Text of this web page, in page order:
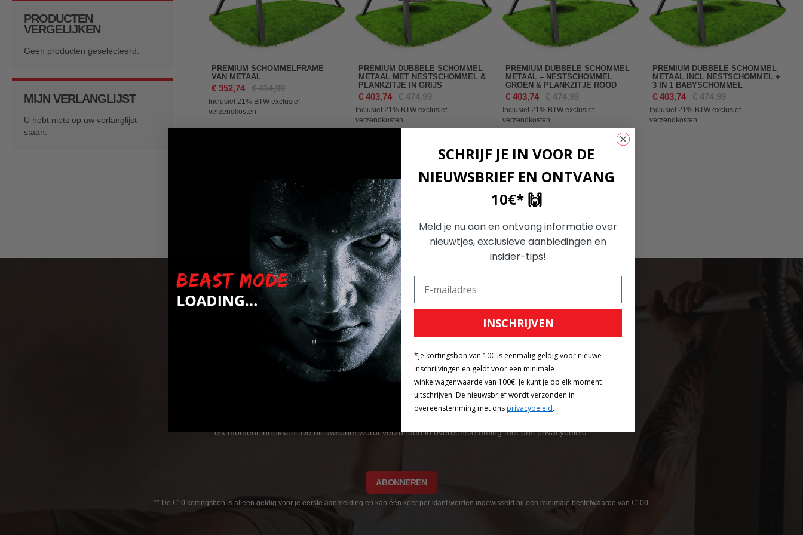
PREMIUM SCHOMMELFRAME
VAN METAAL
€ 352,74 € 414,99
Inclusief 21% BTW exclusief
verzendkosten
PREMIUM DUBBELE SCHOMMEL
METAAL MET NESTSCHOMMEL &
PLANKZITJE IN GRIJS
€ 403,74 € 474,99
Inclusief 21% BTW exclusief
verzendkosten
PREMIUM DUBBELE SCHOMMEL
METAAL – NESTSCHOMMEL
GROEN & PLANKZITJE ROOD
€ 403,74 € 474,99
Inclusief 21% BTW exclusief
verzendkosten
PREMIUM DUBBELE SCHOMMEL
METAAL INCL NESTSCHOMMEL +
3 IN 1 BABYSCHOMMEL
€ 403,74 € 474,99
Inclusief 21% BTW exclusief
verzendkosten
PRODUCTEN
VERGELIJKEN
Geen producten geselecteerd.
MIJN VERLANGLIJST
U hebt niets op uw verlanglijst
staan.
AANMELDEN VOOR NIEUWSBRIEF
Abonneer je nu op onze nieuwsbrief en ontvang een €10 voucher**
Ik wil regelmatig per e mail op de hoogte worden gehouden van interessante aanbiedingen met
elk moment intrekken. De nieuwsbrief wordt verzonden in overeenstemming met onsprivacybeleid.
ABONNEREN
** De €10 kortingsbon is alleen geldig voor je eerste aanmelding en kan één keer per klant worden ingewisseld bij een minimale bestelwaarde van €100.
SCHRIJF JE IN VOOR DE
NIEUWSBRIEF EN ONTVANG
10€* 🙌
Meld je nu aan en ontvang informatie over
nieuwtjes, exclusieve aanbiedingen en
insider-tips!
INSCHRIJVEN
*Je kortingsbon van 10€ is eenmalig geldig voor nieuwe
inschrijvingen en geldt voor een minimale
winkelwagenwaarde van 100€. Je kunt je op elk moment
uitschrijven. De nieuwsbrief wordt verzonden in
overeenstemming met onsprivacybeleid.